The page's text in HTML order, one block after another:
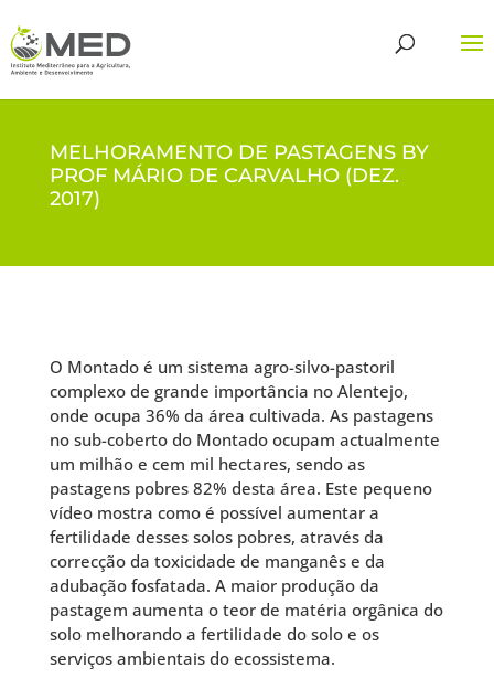
MELHORAMENTO DE PASTAGENS BY
PROF MÁRIO DE CARVALHO (DEZ.
2017)
O Montado é um sistema agro-silvo-pastoril
complexo de grande importância no Alentejo,
onde ocupa 36% da área cultivada. As pastagens
no sub-coberto do Montado ocupam actualmente
um milhão e cem mil hectares, sendo as
pastagens pobres 82% desta área. Este pequeno
vídeo mostra como é possível aumentar a
fertilidade desses solos pobres, através da
correcção da toxicidade de manganês e da
adubação fosfatada. A maior produção da
pastagem aumenta o teor de matéria orgânica do
solo melhorando a fertilidade do solo e os
serviços ambientais do ecossistema.